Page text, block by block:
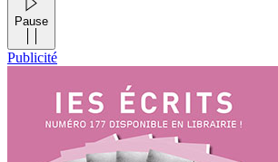
Pause
Publicité